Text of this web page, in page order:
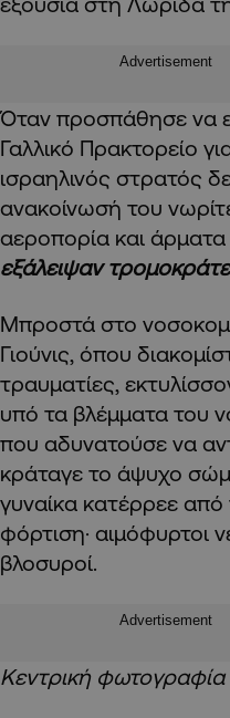
Advertisement
Όταν προσπάθησε να
Γαλλικό Πρακτορείο
ισραηλινός στρατός
ανακοίνωσή του
αεροπορία και
εξάλειψαν
Μπροστά στο
Γιούνις, όπου
τραυματίες,
υπό τα βλέμματα του
που αδυνατούσε να
κράταγε το άψυχο
γυναίκα κατέρρεε
φόρτιση· αιμόφυρτοι
βλοσυροί.
Advertisement
Κεντρική φωτογραφία